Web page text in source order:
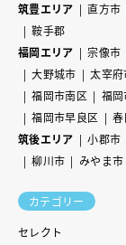
筑豊エリア
直方市
鞍手郡
福岡エリア
宗像市
大野城市
太宰府
福岡市南区
福岡
福岡市早良区
筑後エリア
小郡市
柳川市
みやま市
カテゴリー
セレクト